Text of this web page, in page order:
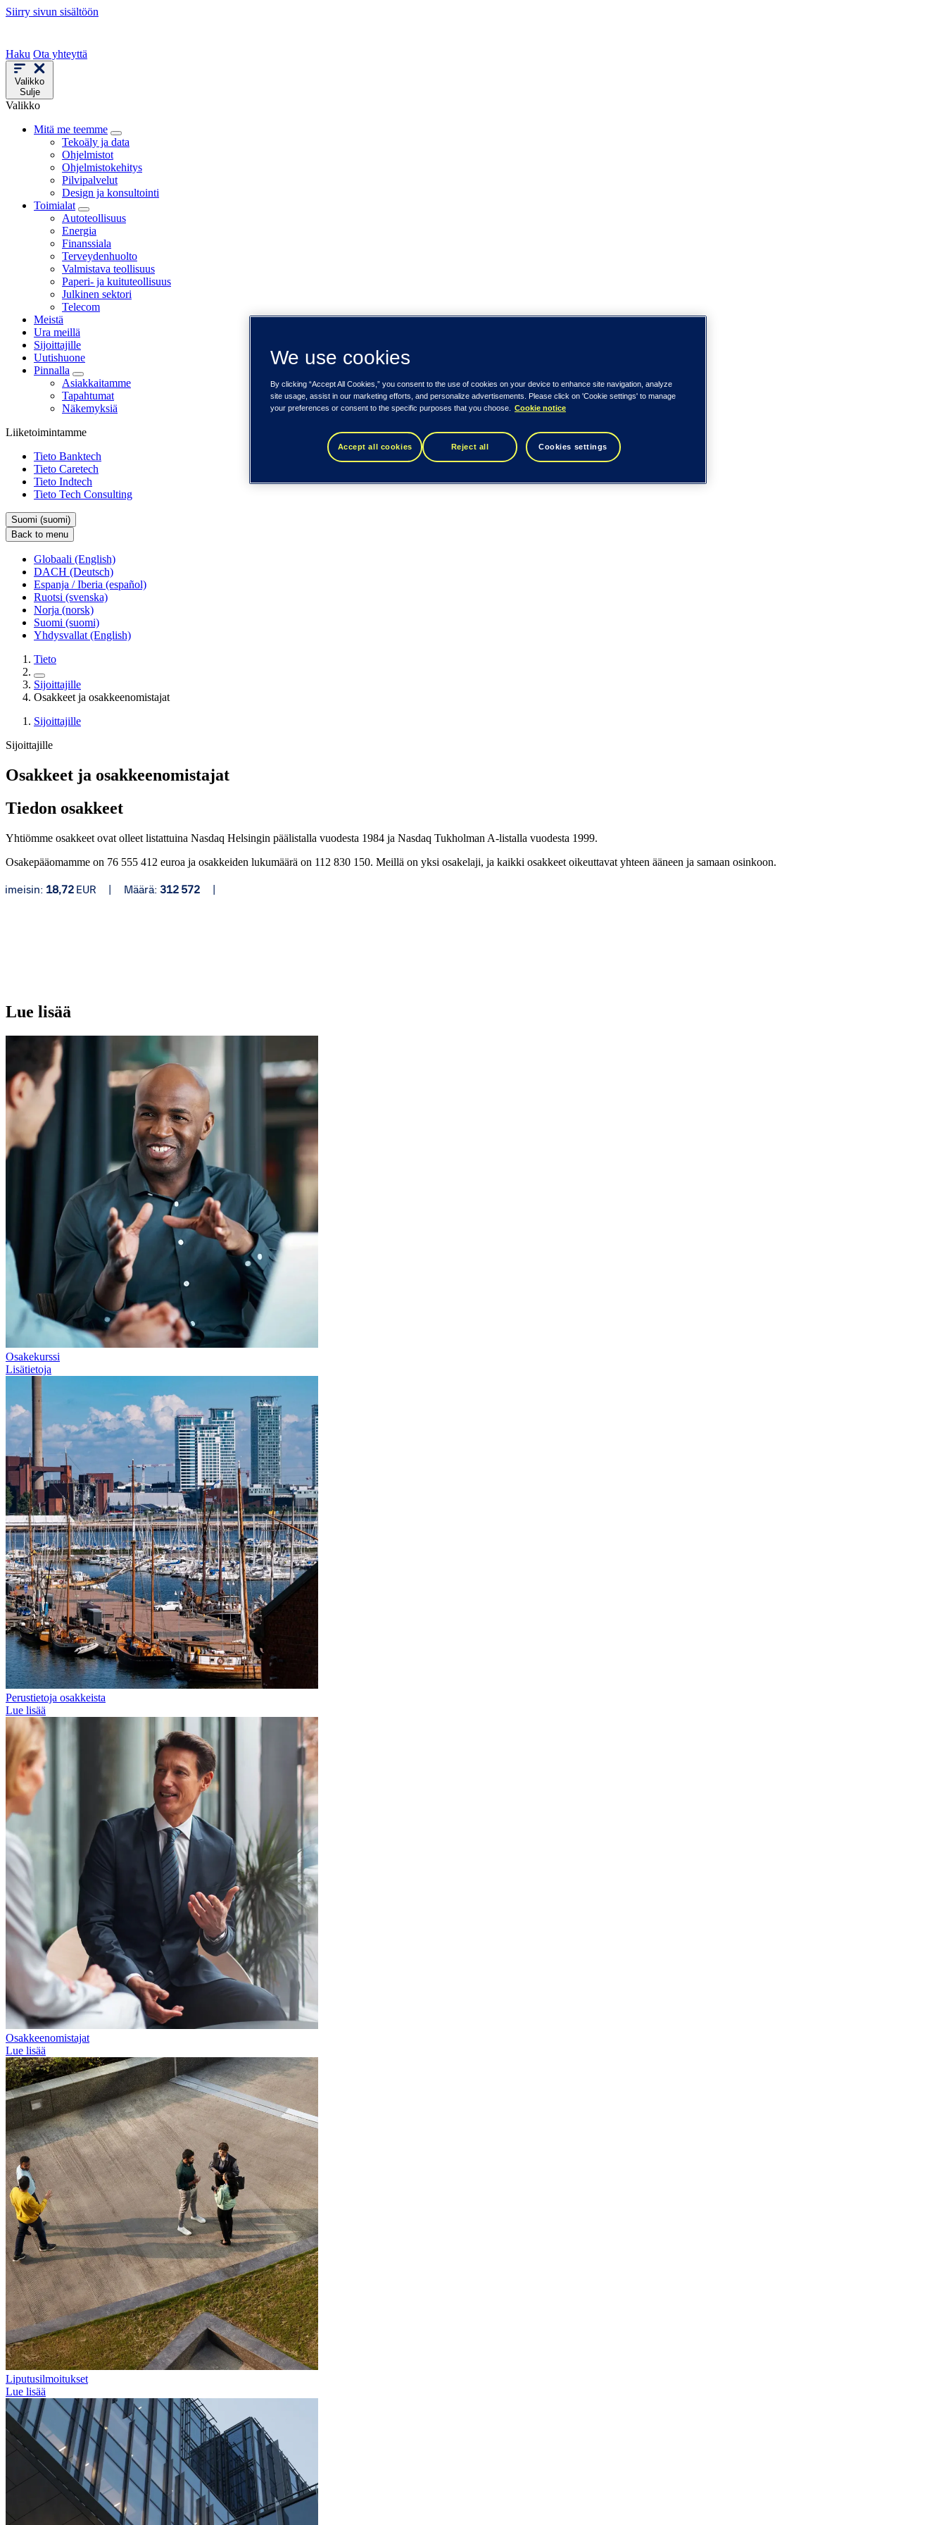
Siirry sivun sisältöön
Haku Ota yhteyttä
Valikko
Sulje
Valikko
Mitä me teemme
Tekoäly ja data
Ohjelmistot
Ohjelmistokehitys
Pilvipalvelut
Design ja konsultointi
Toimialat
Autoteollisuus
Energia
Finanssiala
Terveydenhuolto
Valmistava teollisuus
Paperi- ja kuituteollisuus
Julkinen sektori
Telecom
Meistä
Ura meillä
Sijoittajille
Uutishuone
Pinnalla
Asiakkaitamme
Tapahtumat
Näkemyksiä
Liiketoimintamme
Tieto Banktech
Tieto Caretech
Tieto Indtech
Tieto Tech Consulting
Suomi (suomi)
Back to menu
Globaali (English)
DACH (Deutsch)
Espanja / Iberia (español)
Ruotsi (svenska)
Norja (norsk)
Suomi (suomi)
Yhdysvallat (English)
Tieto
Sijoittajille
Osakkeet ja osakkeenomistajat
Sijoittajille
Sijoittajille
Osakkeet ja osakkeenomistajat
Tiedon osakkeet
Yhtiömme osakkeet ovat olleet listattuina Nasdaq Helsingin päälistalla vuodesta 1984 ja Nasdaq Tukholman A-listalla vuodesta 1999.
Osakepääomamme on 76 555 412 euroa ja osakkeiden lukumäärä on 112 830 150. Meillä on yksi osakelaji, ja kaikki osakkeet oikeuttavat yhteen ääneen ja samaan osinkoon.
Lue lisää
Osakekurssi
Lisätietoja
Perustietoja osakkeista
Lue lisää
Osakkeenomistajat
Lue lisää
Liputusilmoitukset
Lue lisää
We use cookies
By clicking “Accept All Cookies,” you consent to the use of cookies on your device to enhance site navigation, analyze
site usage, assist in our marketing efforts, and personalize advertisements. Please click on 'Cookie settings' to manage
your preferences or consent to the specific purposes that you choose.
Cookie notice
Accept all cookies Reject all Cookies settings